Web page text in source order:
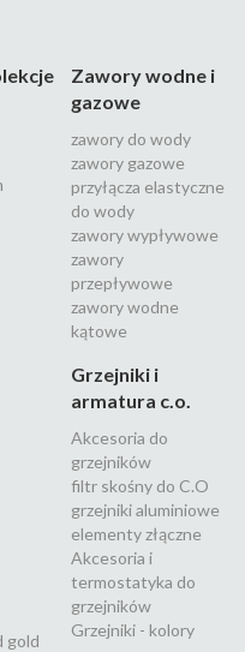
gold
Zawory wodne i
gazowe
zawory do wody
zawory gazowe
przyłącza elastyczne
do wody
zawory wypływowe
zawory
przepływowe
zawory wodne
kątowe
Grzejniki i
armatura c.o.
Akcesoria do
grzejników
filtr skośny do C.O
grzejniki aluminiowe
elementy złączne
Akcesoria i
termostatyka do
grzejników
Grzejniki - kolory